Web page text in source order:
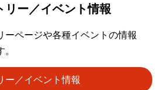
リー／イベント情報
ーページや各種イベントの情報
ー／イベント情報